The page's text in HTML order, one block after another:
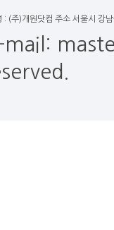
(주)개원닷컴 주소 서울시
mail: